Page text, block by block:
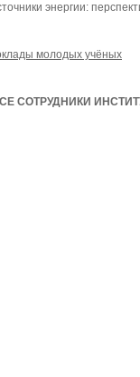
энергии:
молодых учёных
СОТРУДНИКИ